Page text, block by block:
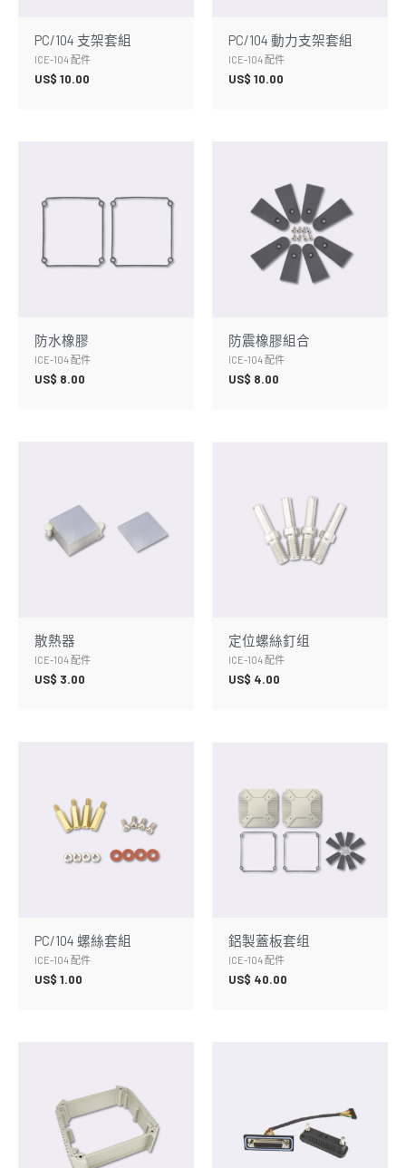
PC/104 支架套組
ICE-104 配件
US$ 10.00
PC/104 動力支架套組
ICE-104 配件
US$ 10.00
防水橡膠
ICE-104 配件
US$ 8.00
防震橡膠組合
ICE-104 配件
US$ 8.00
散熱器
ICE-104 配件
US$ 3.00
定位螺絲釘组
ICE-104 配件
US$ 4.00
PC/104 螺絲套組
ICE-104 配件
US$ 1.00
鋁製蓋板套组
ICE-104 配件
US$ 40.00